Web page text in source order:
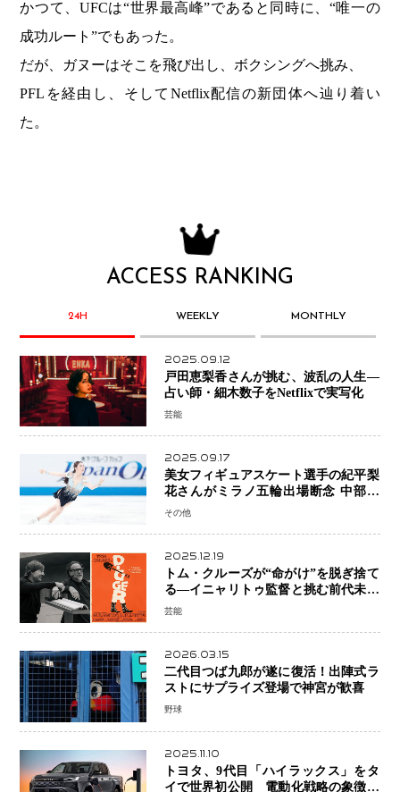
かつて、UFCは“世界最高峰”であると同時に、“唯一の
成功ルート”でもあった。
だが、ガヌーはそこを飛び出し、ボクシングへ挑み、
PFLを経由し、そしてNetflix配信の新団体へ辿り着い
た。
ACCESS RANKING
24H WEEKLY MONTHLY
2025.09.12
戸田恵梨香さんが挑む、波乱の人生―
占い師・細木数子をNetflixで実写化
芸能
2025.09.17
美女フィギュアスケート選手の紀平梨
花さんがミラノ五輪出場断念 中部選
手権欠場を発表「安全最優先の判断」
その他
2025.12.19
トム・クルーズが“命がけ”を脱ぎ捨て
る―イニャリトゥ監督と挑む前代未聞
の大惨事コメディ「DIGGER ディガ
芸能
2026.03.15
二代目つば九郎が遂に復活！出陣式ラ
ストにサプライズ登場で神宮が歓喜
野球
2025.11.10
トヨタ、9代目「ハイラックス」をタ
イで世界初公開 電動化戦略の象徴と